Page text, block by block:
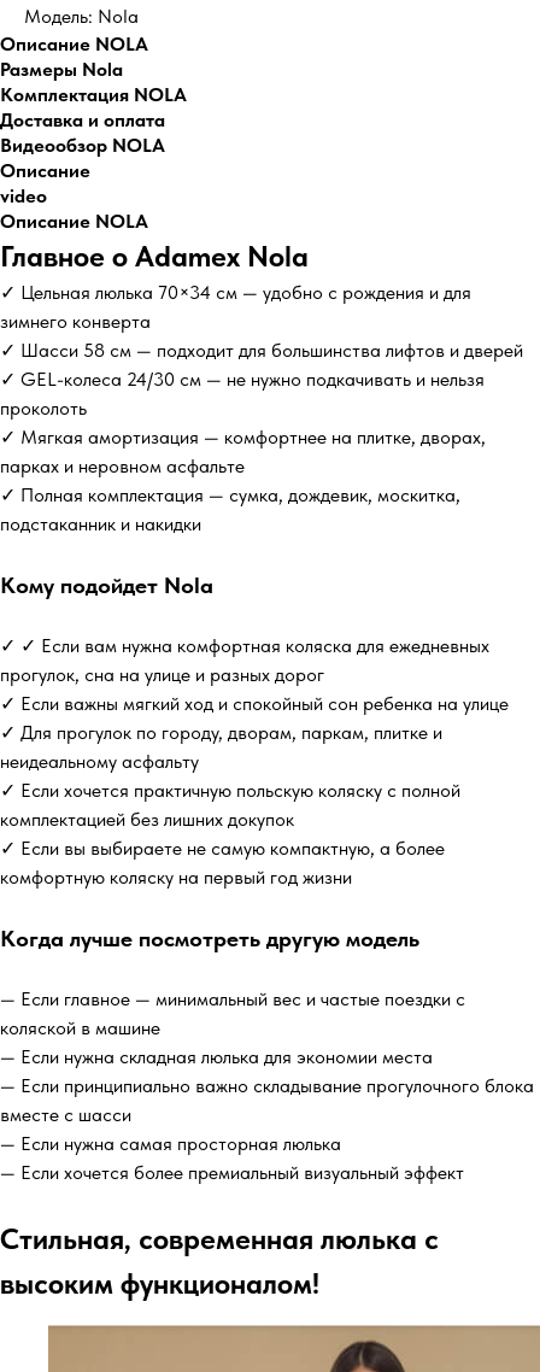
Модель: Nola
Описание NOLA
Размеры Nola
Комплектация NOLA
Доставка и оплата
Видеообзор NOLA
Описание
video
Описание NOLA
Главное о Adamex Nola
✓ Цельная люлька 70×34 см — удобно с рождения и для
зимнего конверта
✓ Шасси 58 см — подходит для большинства лифтов и дверей
✓ GEL-колеса 24/30 см — не нужно подкачивать и нельзя
проколоть
✓ Мягкая амортизация — комфортнее на плитке, дворах,
парках и неровном асфальте
✓ Полная комплектация — сумка, дождевик, москитка,
подстаканник и накидки
Кому подойдет Nola
✓ ✓ Если вам нужна комфортная коляска для ежедневных
прогулок, сна на улице и разных дорог
✓ Если важны мягкий ход и спокойный сон ребенка на улице
✓ Для прогулок по городу, дворам, паркам, плитке и
неидеальному асфальту
✓ Если хочется практичную польскую коляску с полной
комплектацией без лишних докупок
✓ Если вы выбираете не самую компактную, а более
комфортную коляску на первый год жизни
Когда лучше посмотреть другую модель
— Если главное — минимальный вес и частые поездки с
коляской в машине
— Если нужна складная люлька для экономии места
— Если принципиально важно складывание прогулочного блока
вместе с шасси
— Если нужна самая просторная люлька
— Если хочется более премиальный визуальный эффект
Стильная, современная люлька с
высоким функционалом!